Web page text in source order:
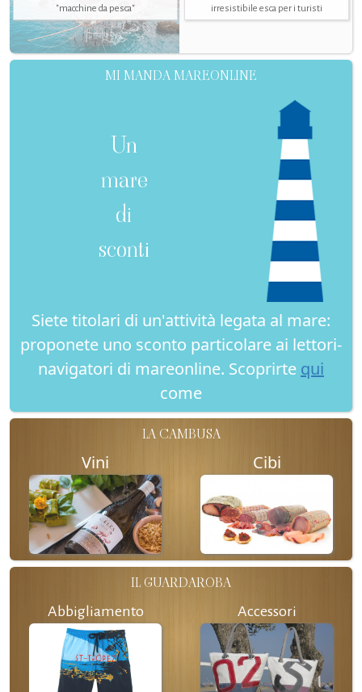
"macchine da pesca"
irresistibile esca per i turisti
MI MANDA MAREONLINE
Un
mare
di
sconti
Siete titolari di un'attività legata al mare:
proponete uno sconto particolare ai lettori-
navigatori di mareonline. Scoprirte qui
come
LA CAMBUSA
Vini Cibi
IL GUARDAROBA
Abbigliamento Accessori